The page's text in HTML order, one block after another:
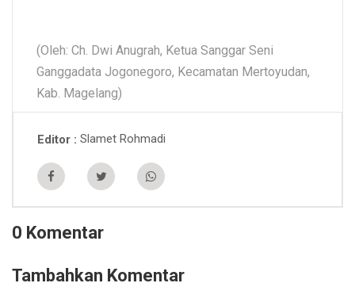
(Oleh: Ch. Dwi Anugrah, Ketua Sanggar Seni
Ganggadata Jogonegoro, Kecamatan Mertoyudan,
Kab. Magelang)
Editor Slamet Rohmadi
0 Komentar
Tambahkan Komentar